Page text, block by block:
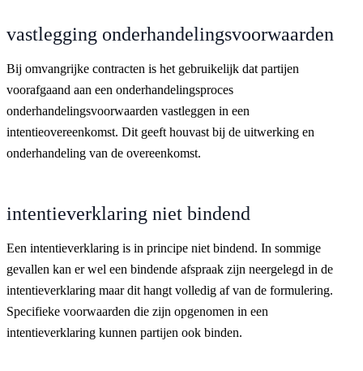
vastlegging onderhandelingsvoorwaarden
Bij omvangrijke contracten is het gebruikelijk dat partijen
voorafgaand aan een onderhandelingsproces
onderhandelingsvoorwaarden vastleggen in een
intentieovereenkomst. Dit geeft houvast bij de uitwerking en
onderhandeling van de overeenkomst.
intentieverklaring niet bindend
Een intentieverklaring is in principe niet bindend. In sommige
gevallen kan er wel een bindende afspraak zijn neergelegd in de
intentieverklaring maar dit hangt volledig af van de formulering.
Specifieke voorwaarden die zijn opgenomen in een
intentieverklaring kunnen partijen ook binden.